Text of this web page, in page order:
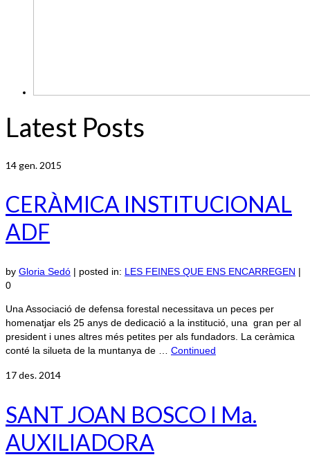
Latest Posts
14gen. 2015
CERÀMICA INSTITUCIONAL
ADF
by Gloria Sedó | posted in: LES FEINES QUE ENS ENCARREGEN |
0
Una Associació de defensa forestal necessitava un peces per
homenatjar els 25 anys de dedicació a la institució, una gran per al
president i unes altres més petites per als fundadors. La ceràmica
conté la silueta de la muntanya de … Continued
17des. 2014
SANT JOAN BOSCO I Ma.
AUXILIADORA